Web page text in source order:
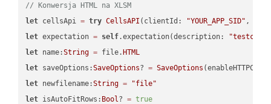
// Konwersja HTML na XLSM
let cellsApi = try CellsAPI (clientId: "YOUR_APP_SID" ,
let expectation = self.expectation(description:
let name:String = file. HTML
let saveOptions:SaveOptions? = SaveOptions
let newfilename:String =
"file"
let isAutoFitRows: Bool? = true